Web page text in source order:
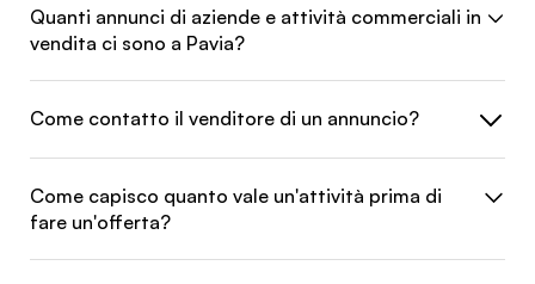
Quanti annunci di aziende e attività commerciali in
vendita ci sono a Pavia?
Come contatto il venditore di un annuncio?
Come capisco quanto vale un'attività prima di
fare un'offerta?